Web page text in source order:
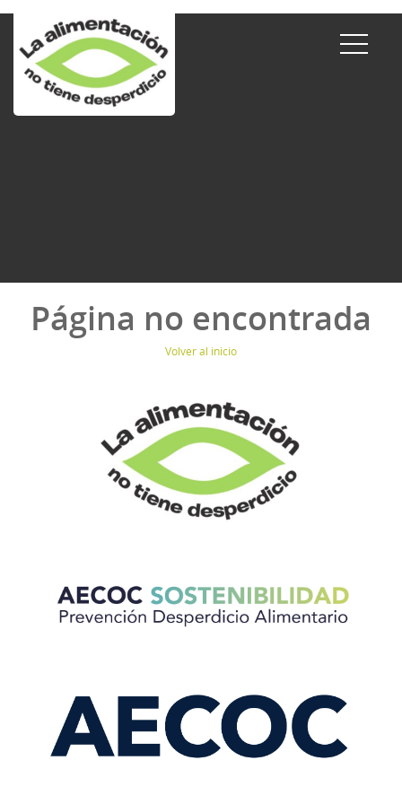
Página no encontrada
Volver al inicio